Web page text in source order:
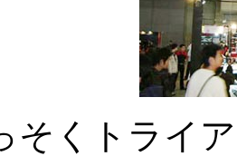
そくトライ